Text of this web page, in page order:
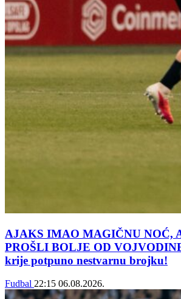
AJAKS IMAO MAGIČNU NOĆ,
PROŠLI BOLJE OD
krije potpuno nestvarnu brojku!
Fudbal 22:15 06.08.2026.